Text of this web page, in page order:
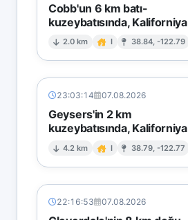
Cobb'un 6 km batı-
kuzeybatısında, Kaliforniya
2.0 km I 38.84, -122.79
23:03:14 07.08.2026
Geysers'in 2 km
kuzeybatısında, Kaliforniya
4.2 km I 38.79, -122.77
22:16:53 07.08.2026